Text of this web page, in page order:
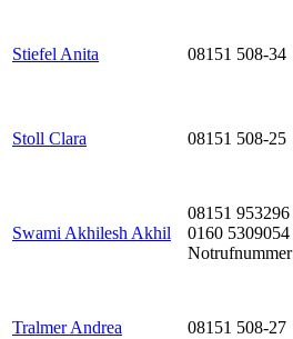
Stiefel Anita 08151 508-34
Stoll Clara 08151 508-25
Swami Akhilesh Akhil
08151 953296
0160 5309054
Notrufnummer
Tralmer Andrea 08151 508-27